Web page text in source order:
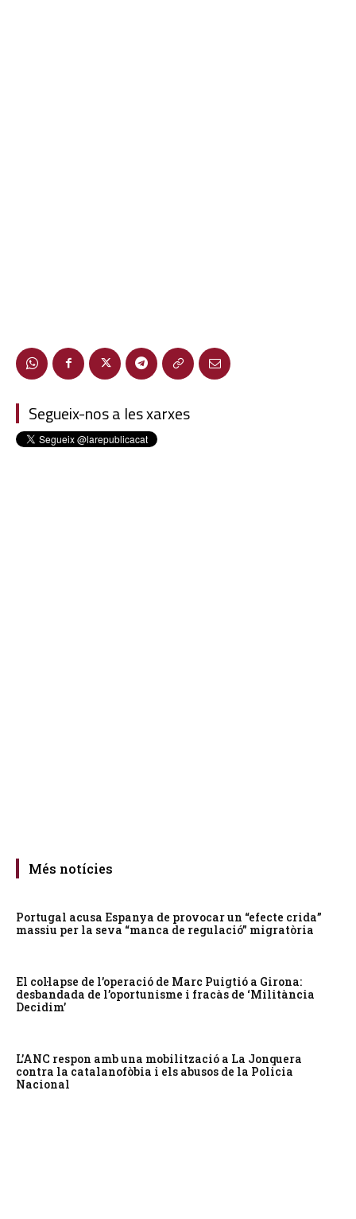
Segueix-nos a les xarxes
Més notícies
Portugal acusa Espanya de provocar un “efecte crida”
massiu per la seva “manca de regulació” migratòria
El col·lapse de l’operació de Marc Puigtió a Girona:
desbandada de l’oportunisme i fracàs de ‘Militància
Decidim’
L’ANC respon amb una mobilització a La Jonquera
contra la catalanofòbia i els abusos de la Policia
Nacional